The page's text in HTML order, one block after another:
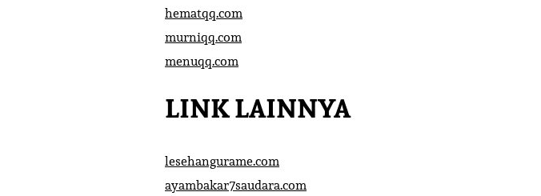
hematqq.com
murniqq.com
menuqq.com
LINK LAINNYA
lesehangurame.com
ayambakar7saudara.com